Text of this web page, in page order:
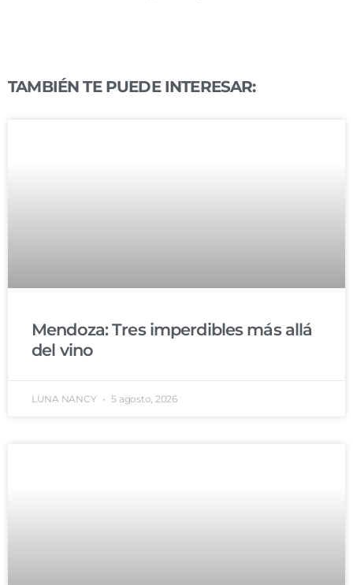
TAMBIÉN TE PUEDE INTERESAR:
Mendoza: Tres imperdibles más allá
del vino
LUNA NANCY 5 agosto, 2026